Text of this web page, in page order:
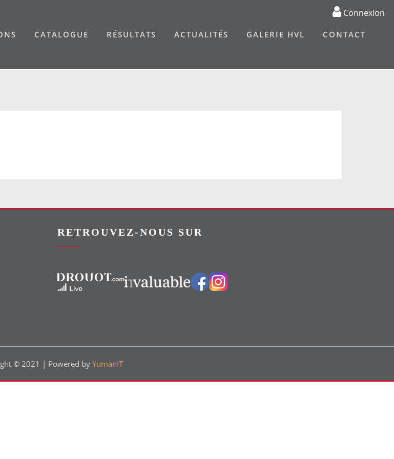
CATALOGUE RÉSULTATS ACTUALITÉS GALERIE HVL CONTACT
Connexion
RETROUVEZ-NOUS SUR
Vers le site Drouot Vers le site Invaluable Vers notre groupe Facebook Vers notre page Instagram
© 2021 | Powered byYumanIT